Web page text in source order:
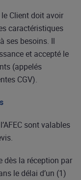
Client doit avoir
caractéristiques
ses besoins. Il
et accepté le
(appelés
CGV).
sont valables
dès la réception par
le délai d’un (1)